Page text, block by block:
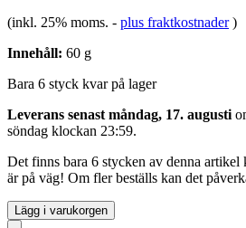
(inkl. 25% moms. - plus fraktkostnader )
Innehåll: 60 g
Bara 6 styck kvar på lager
Leverans senast måndag, 17. augusti
söndag klockan 23:59.
Det finns bara 6 stycken av denna
är på väg! Om fler beställs kan det
Lägg i varukorgen